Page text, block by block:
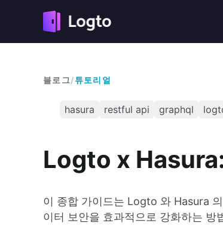
블로그/튜토리얼
hasura restful api graphql
Logto x
이 종합 가이드는 Logto 와 Hasura
이터 보안을 효과적으로 강화하는 방